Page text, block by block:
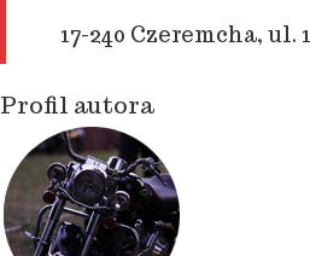
17-240 Czeremcha, ul.
Profil autora